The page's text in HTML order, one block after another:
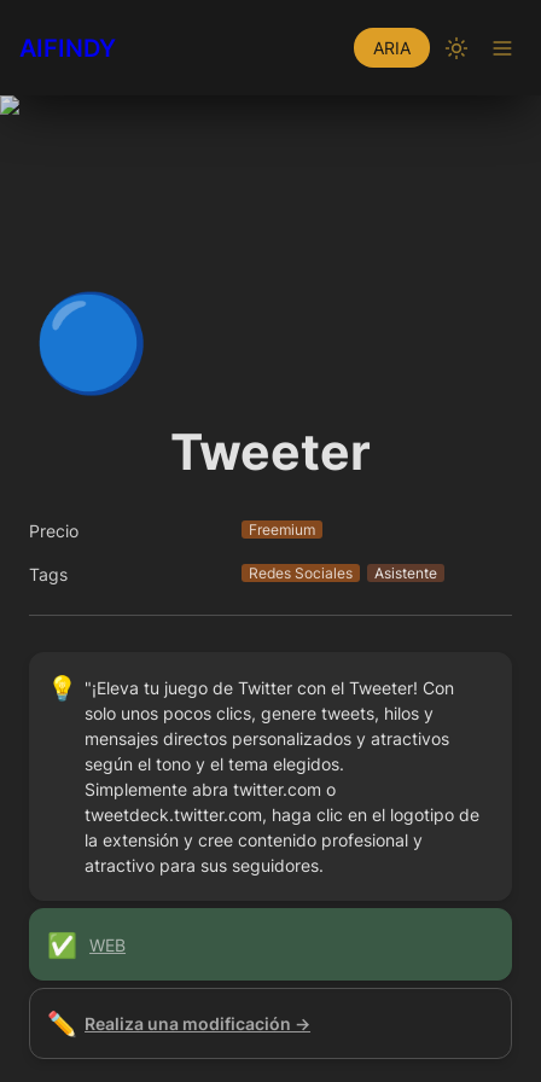
AIFINDY ARIA
🔵
Tweeter
Precio Freemium
Tags Redes Sociales Asistente
💡
"¡Eleva tu juego de Twitter con el Tweeter! Con
solo unos pocos clics, genere tweets, hilos y
mensajes directos personalizados y atractivos
según el tono y el tema elegidos.
Simplemente abra twitter.com o
tweetdeck.twitter.com, haga clic en el logotipo de
la extensión y cree contenido profesional y
atractivo para sus seguidores.
✅ WEB
✏️ Realiza una modificación →